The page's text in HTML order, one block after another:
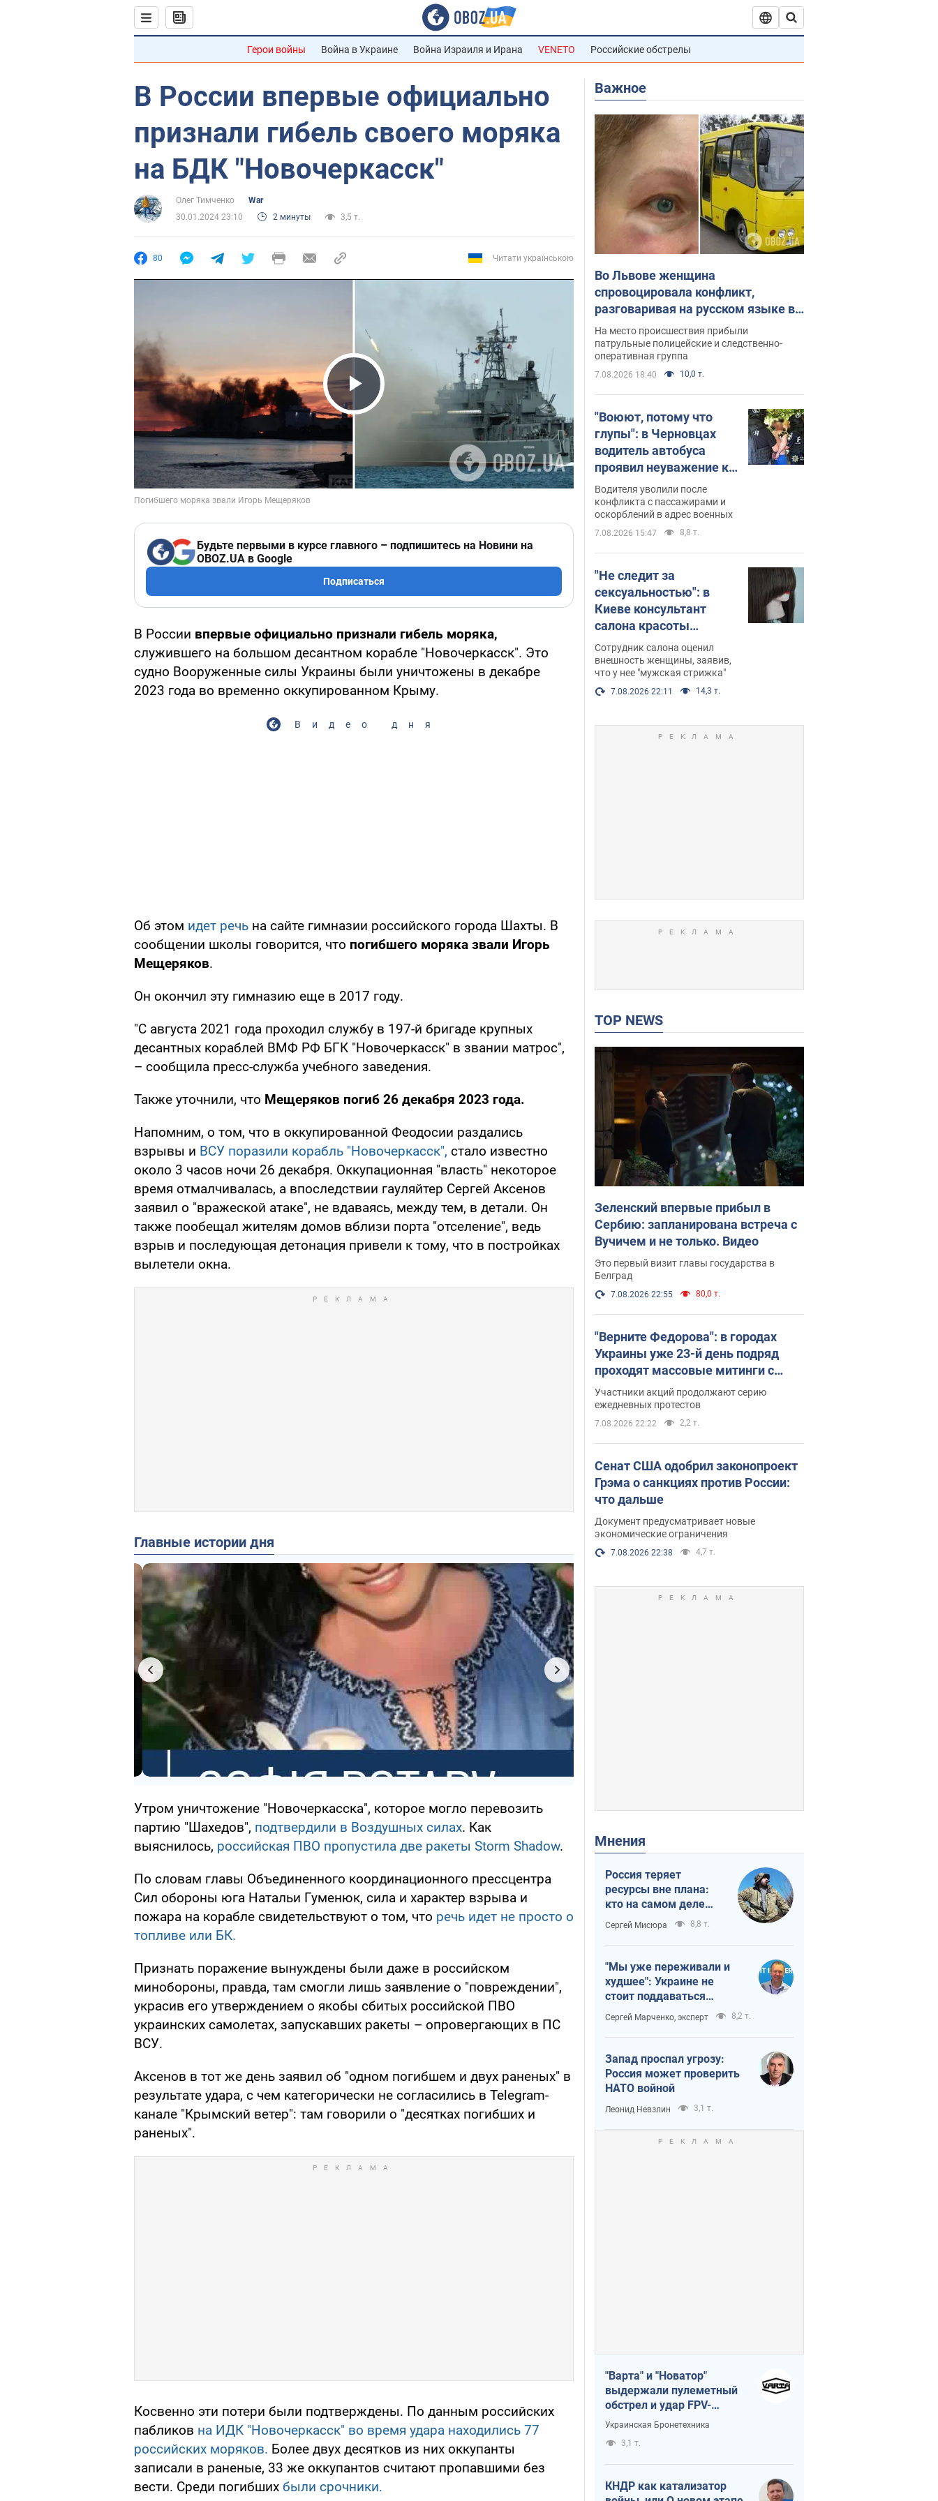
Герои войны Война в Украине Война Израиля и Ирана VENETO Российские обстрелы
В России впервые официально
признали гибель своего моряка
на БДК "Новочеркасск"
Олег Тимченко
War
30.01.2024 23:10
2 минуты 3,5 т.
80 Читати українською
Play Video
Будьте первыми в курсе главного – подпишитесь на Новини на
OBOZ.UA в Google
Подписаться
В России впервые официально признали гибель моряка,
служившего на большом десантном корабле "Новочеркасск". Это
судно Вооруженные силы Украины были уничтожены в декабре
2023 года во временно оккупированном Крыму.
Видео дня
Об этом идет речь на сайте гимназии российского города Шахты. В
сообщении школы говорится, что погибшего моряка звали Игорь
Мещеряков.
Он окончил эту гимназию еще в 2017 году.
"С августа 2021 года проходил службу в 197-й бригаде крупных
десантных кораблей ВМФ РФ БГК "Новочеркасск" в звании матрос",
– сообщила пресс-служба учебного заведения.
Также уточнили, что Мещеряков погиб 26 декабря 2023 года.
Напомним, о том, что в оккупированной Феодосии раздались
взрывы и ВСУ поразили корабль "Новочеркасск", стало известно
около 3 часов ночи 26 декабря. Оккупационная "власть" некоторое
время отмалчивалась, а впоследствии гауляйтер Сергей Аксенов
заявил о "вражеской атаке", не вдаваясь, между тем, в детали. Он
также пообещал жителям домов вблизи порта "отселение", ведь
взрыв и последующая детонация привели к тому, что в постройках
вылетели окна.
Главные истории дня
Утром уничтожение "Новочеркасска", которое могло перевозить
партию "Шахедов", подтвердили в Воздушных силах. Как
выяснилось, российская ПВО пропустила две ракеты Storm Shadow.
По словам главы Объединенного координационного прессцентра
Сил обороны юга Натальи Гуменюк, сила и характер взрыва и
пожара на корабле свидетельствуют о том, что речь идет не просто о
топливе или БК.
Признать поражение вынуждены были даже в российском
минобороны, правда, там смогли лишь заявление о "повреждении",
украсив его утверждением о якобы сбитых российской ПВО
украинских самолетах, запускавших ракеты – опровергающих в ПС
ВСУ.
Аксенов в тот же день заявил об "одном погибшем и двух раненых" в
результате удара, с чем категорически не согласились в Telegram-
канале "Крымский ветер": там говорили о "десятках погибших и
раненых".
Косвенно эти потери были подтверждены. По данным российских
пабликов на ИДК "Новочеркасск" во время удара находились 77
российских моряков. Более двух десятков из них оккупанты
записали в раненые, 33 же оккупантов считают пропавшими без
вести. Среди погибших были срочники.
Важное
Во Львове женщина
спровоцировала конфликт,
разговаривая на русском языке в
маршрутке: полиция составила
административный протокол.
Видео
На место происшествия прибыли
патрульные полицейские и следственно-
оперативная группа
7.08.2026 18:40 10,0 т.
"Воюют, потому что
глупы": в Черновцах
водитель автобуса
проявил неуважение к
украинским военным и
поплатился за это.
Видео
Водителя уволили после
конфликта с пассажирами и
оскорблений в адрес военных
7.08.2026 15:47 8,8 т.
"Не следит за
сексуальностью": в
Киеве консультант
салона красоты
оскорбил женщину
после химиотерапии,
разгорелся скандал.
Фото
Сотрудник салона оценил
внешность женщины, заявив,
что у нее "мужская стрижка"
7.08.2026 22:11 14,3 т.
TOP NEWS
Зеленский впервые прибыл в
Сербию: запланирована встреча с
Вучичем и не только. Видео
Это первый визит главы государства в
Белград
7.08.2026 22:55 80,0 т.
"Верните Федорова": в городах
Украины уже 23-й день подряд
проходят массовые митинги с
плакатами. Фото и видео
Участники акций продолжают серию
ежедневных протестов
7.08.2026 22:22 2,2 т.
Сенат США одобрил законопроект
Грэма о санкциях против России:
что дальше
Документ предусматривает новые
экономические ограничения
7.08.2026 22:38 4,7 т.
Мнения
Россия теряет
ресурсы вне плана:
кто на самом деле
диктует темп войны
Сергей Мисюра 8,8 т.
"Мы уже переживали и
худшее": Украине не
стоит поддаваться
отчаянию из-за
ракетного террора
Сергей Марченко, эксперт 8,2 т.
Запад проспал угрозу:
Россия может проверить
НАТО войной
Леонид Невзлин 3,1 т.
"Варта" и "Новатор"
выдержали пулеметный
обстрел и удар FPV-
дрона, сохранив жизнь
Украинская Бронетехника
3,1 т.
КНДР как катализатор